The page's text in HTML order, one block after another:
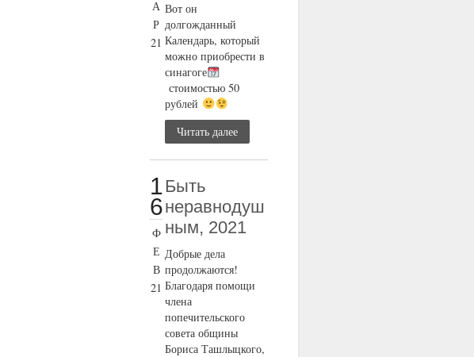
А
Р
21
Вот он
долгожданный
Календарь, который
можно приобрести в
синагоге
стоимостью 50
рублей
Читать далее
1
6
Ф
Е
В
21
Быть
неравнодуш
ным, 2021
Добрые дела
продолжаются!
Благодаря помощи
члена
попечительского
совета общины
Бориса Ташлыцкого,